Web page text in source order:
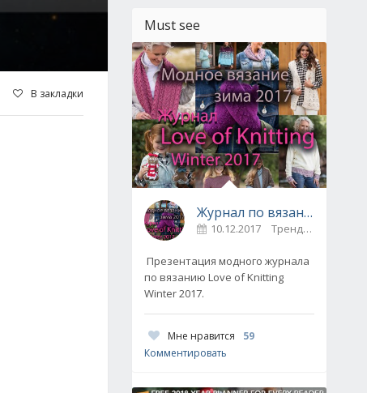
В закладки
Must see
Журнал по вязанию Love of Knitting выпуск Зима 2017
10.12.2017 Тренды / Вдохновение
Презентация модного журнала
по вязанию Love of Knitting
Winter 2017.
Мне нравится
59
Комментировать